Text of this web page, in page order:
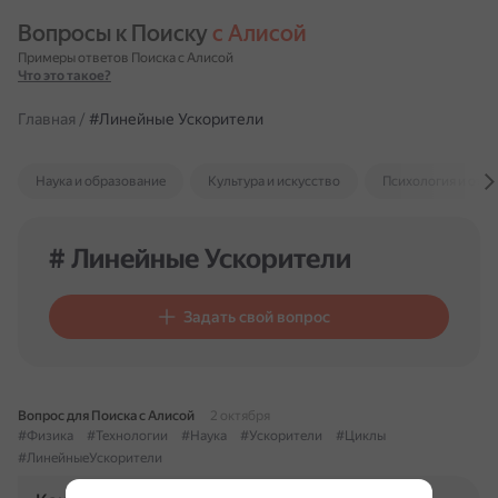
Вопросы к Поиску с Алисой
Примеры ответов Поиска с Алисой
Что это такое?
Главная / #Линейные Ускорители
Наука и образование Культура и искусство Психология и
# Линейные Ускорители
Задать свой вопрос
Вопрос для Поиска с Алисой
2 октября
#Физика
#Технологии #Наука #Ускорители
#Циклы
#ЛинейныеУскорители